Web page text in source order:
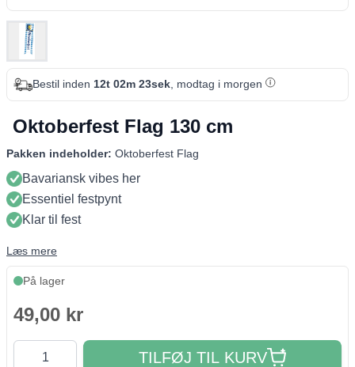
Bestil inden 12t 02m 22sek, modtag i morgen
Oktoberfest Flag 130 cm
Pakken indeholder: Oktoberfest Flag
Bavariansk vibes her
Essentiel festpynt
Klar til fest
Læs mere
På lager
49,00 kr
Antal
TILFØJ TIL KURV